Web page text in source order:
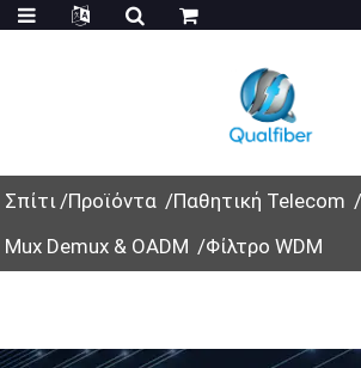
Σπίτι Προϊόντα
Παθητική Telecom
Mux Demux & OADM
Φίλτρο WDM